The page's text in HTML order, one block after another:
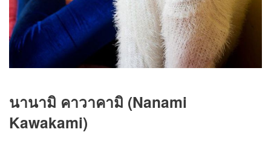
นานามิ คาวาคามิ (Nanami
Kawakami)